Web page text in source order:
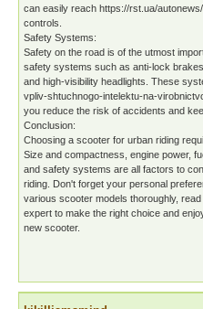
can easily reach https://rst.ua/
controls.
Safety Systems:
Safety on the road is of the utmost
safety systems such as anti-lock
and high-visibility headlights. These
vpliv-shtuchnogo-intelektu-na-
you reduce the risk of accidents and
Conclusion:
Choosing a scooter for urban riding
Size and compactness, engine power,
and safety systems are all factors to
riding. Don't forget your personal
various scooter models thoroughly,
expert to make the right choice and
new scooter.